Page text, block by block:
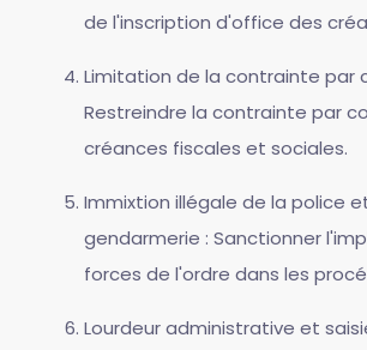
de l'inscription d'office des
Limitation de la contrainte par
Restreindre la contrainte par
créances fiscales et sociales.
Immixtion illégale de la police
gendarmerie : Sanctionner
forces de l'ordre dans les
Lourdeur administrative et